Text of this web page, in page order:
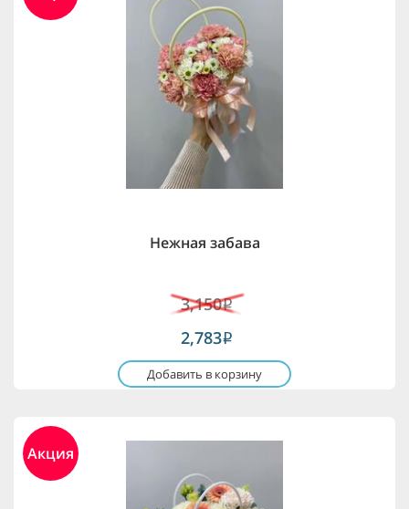
Нежная забава
3,150i
2,783i
Добавить в корзину
Акция